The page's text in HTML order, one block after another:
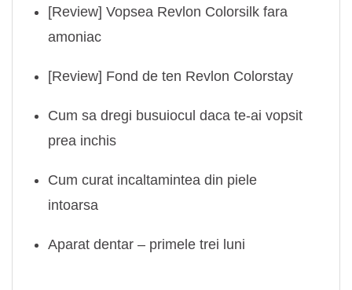
[Review] Vopsea Revlon Colorsilk fara
amoniac
[Review] Fond de ten Revlon Colorstay
Cum sa dregi busuiocul daca te-ai vopsit
prea inchis
Cum curat incaltamintea din piele
intoarsa
Aparat dentar – primele trei luni